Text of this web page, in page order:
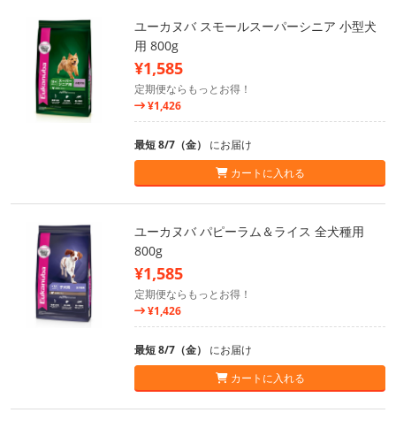
ユーカヌバ スモールスーパーシニア 小型犬
用 800g
¥1,585
定期便ならもっとお得！
¥1,426
最短 8/7（金） にお届け
カートに入れる
ユーカヌバ パピーラム＆ライス 全犬種用
800g
¥1,585
定期便ならもっとお得！
¥1,426
最短 8/7（金） にお届け
カートに入れる